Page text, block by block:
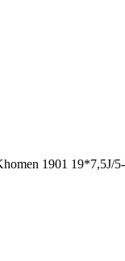
1901 19*7,5J/